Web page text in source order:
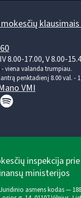
8.00-17.00, V 8.00-
- viena valanda trumpiau.
penktadienį 8.00 val. -
VMI
inspekcija
ministerijos
asmens kodas —